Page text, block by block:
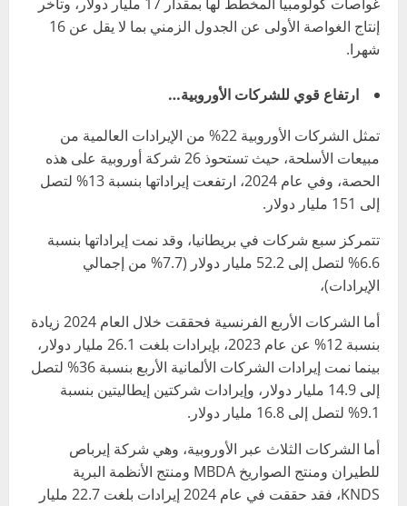
إنتاج الغواصة الأولى عن الجدول الزمني بما لا يقل عن 16
شهرا.
ارتفاع قوي للشركات الأوروبية…
تمثل الشركات الأوروبية 22% من الإيرادات العالمية من
مبيعات الأسلحة، حيث تستحوذ 26 شركة أوروبية على هذه
الحصة، وفي عام 2024، ارتفعت إيراداتها بنسبة 13% لتصل
إلى 151 مليار دولار.
تتمركز سبع شركات في بريطانيا، وقد نمت إيراداتها بنسبة
6.6% لتصل إلى 52.2 مليار دولار (7.7% من إجمالي
الإيرادات)،
أما الشركات الأربع الفرنسية فحققت خلال العام 2024 زيادة
بنسبة 12% عن عام 2023، بإيرادات بلغت 26.1 مليار دولار،
بينما نمت إيرادات الشركات الألمانية الأربع بنسبة 36% لتصل
إلى 14.9 مليار دولار، وإيرادات شركتين إيطاليتين بنسبة
9.1% لتصل إلى 16.8 مليار دولار.
أما الشركات الثلاث عبر الأوروبية، وهي شركة إيرباص
للطيران ومنتج الصواريخ MBDA ومنتج الأنظمة البرية
KNDS، فقد حققت في عام 2024 إيرادات بلغت 22.7 مليار